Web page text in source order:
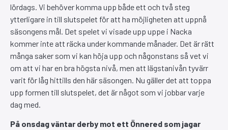
lördags. Vi behöver komma upp både ett och två steg
ytterligare in till slutspelet för att ha möjligheten att uppnå
säsongens mål. Det spelet vi visade upp uppe i Nacka
kommer inte att räcka under kommande månader. Det är rätt
många saker som vi kan höja upp och någonstans så vet vi
om att vi har en bra högsta nivå, men att lägstanivån tyvärr
varit för låg hittills den här säsongen. Nu gäller det att toppa
upp formen till slutspelet, det är något som vi jobbar varje
dag med.
På onsdag väntar derby mot ett Önnered som jagar